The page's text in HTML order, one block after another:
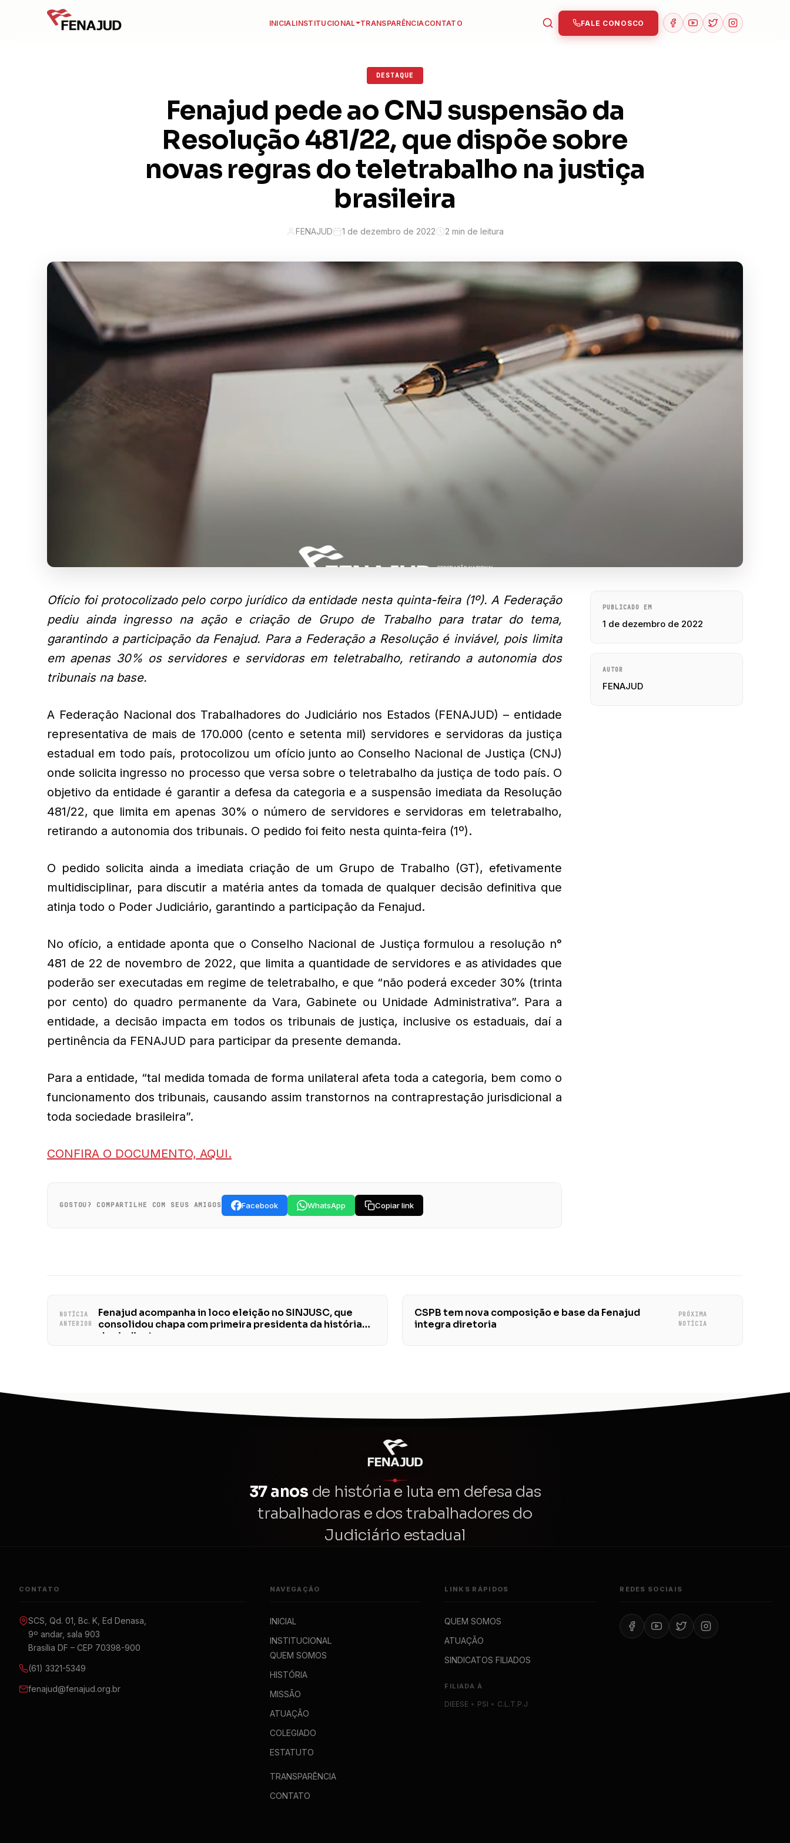
INICIALINSTITUCIONAL TRANSPARÊNCIACONTATO FALE CONOSCO
DESTAQUE
Fenajud pede ao CNJ suspensão da
Resolução 481/22, que dispõe sobre
novas regras do teletrabalho na justiça
brasileira
FENAJUD 1 de dezembro de 2022 2 min de leitura
Ofício foi protocolizado pelo corpo jurídico da entidade nesta quinta-feira (1º). A Federação
pediu ainda ingresso na ação e criação de Grupo de Trabalho para tratar do tema,
garantindo a participação da Fenajud. Para a Federação a Resolução é inviável, pois limita
em apenas 30% os servidores e servidoras em teletrabalho, retirando a autonomia dos
tribunais na base.
A Federação Nacional dos Trabalhadores do Judiciário nos Estados (FENAJUD) – entidade
representativa de mais de 170.000 (cento e setenta mil) servidores e servidoras da justiça
estadual em todo país, protocolizou um ofício junto ao Conselho Nacional de Justiça (CNJ)
onde solicita ingresso no processo que versa sobre o teletrabalho da justiça de todo país. O
objetivo da entidade é garantir a defesa da categoria e a suspensão imediata da Resolução
481/22, que limita em apenas 30% o número de servidores e servidoras em teletrabalho,
retirando a autonomia dos tribunais. O pedido foi feito nesta quinta-feira (1º).
O pedido solicita ainda a imediata criação de um Grupo de Trabalho (GT), efetivamente
multidisciplinar, para discutir a matéria antes da tomada de qualquer decisão definitiva que
atinja todo o Poder Judiciário, garantindo a participação da Fenajud.
No ofício, a entidade aponta que o Conselho Nacional de Justiça formulou a resolução n°
481 de 22 de novembro de 2022, que limita a quantidade de servidores e as atividades que
poderão ser executadas em regime de teletrabalho, e que “não poderá exceder 30% (trinta
por cento) do quadro permanente da Vara, Gabinete ou Unidade Administrativa”. Para a
entidade, a decisão impacta em todos os tribunais de justiça, inclusive os estaduais, daí a
pertinência da FENAJUD para participar da presente demanda.
Para a entidade, “tal medida tomada de forma unilateral afeta toda a categoria, bem como o
funcionamento dos tribunais, causando assim transtornos na contraprestação jurisdicional a
toda sociedade brasileira”.
CONFIRA O DOCUMENTO, AQUI.
GOSTOU? COMPARTILHE COM SEUS AMIGOS Facebook WhatsApp Copiar link
PUBLICADO EM
1 de dezembro de 2022
AUTOR
FENAJUD
NOTÍCIA
ANTERIOR
Fenajud acompanha in loco eleição no SINJUSC, que
consolidou chapa com primeira presidenta da história
do sindicato
CSPB tem nova composição e base da Fenajud
integra diretoria
PRÓXIMA
NOTÍCIA
37 anos de história e luta em defesa das
trabalhadoras e dos trabalhadores do
Judiciário estadual
CONTATO
SCS, Qd. 01, Bc. K, Ed Denasa,
9º andar, sala 903
Brasília DF – CEP 70398-900
(61) 3321-5349
fenajud@fenajud.org.br
NAVEGAÇÃO
INICIAL
INSTITUCIONAL
QUEM SOMOS
HISTÓRIA
MISSÃO
ATUAÇÃO
COLEGIADO
ESTATUTO
TRANSPARÊNCIA
CONTATO
LINKS RÁPIDOS
QUEM SOMOS
ATUAÇÃO
SINDICATOS FILIADOS
FILIADA À
DIEESE • PSI • C.L.T.P.J
REDES SOCIAIS